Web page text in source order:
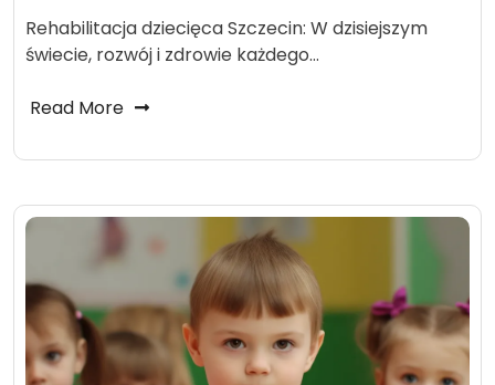
Rehabilitacja dziecięca Szczecin: W dzisiejszym
świecie, rozwój i zdrowie każdego…
Read More